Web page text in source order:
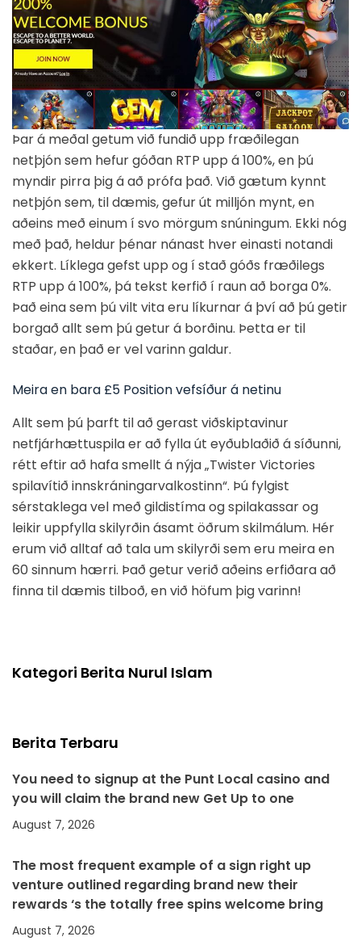
Þar á meðal getum við fundið upp fræðilegan
netþjón sem hefur góðan RTP upp á 100%, en þú
myndir pirra þig á að prófa það. Við gætum kynnt
netþjón sem, til dæmis, gefur út milljón mynt, en
aðeins með einum í svo mörgum snúningum. Ekki nóg
með það, heldur þénar nánast hver einasti notandi
ekkert. Líklega gefst upp og í stað góðs fræðilegs
RTP upp á 100%, þá tekst kerfið í raun að borga 0%.
Það eina sem þú vilt vita eru líkurnar á því að þú getir
borgað allt sem þú getur á borðinu. Þetta er til
staðar, en það er vel varinn galdur.
Meira en bara £5 Position vefsíður á netinu
Allt sem þú þarft til að gerast viðskiptavinur
netfjárhættuspila er að fylla út eyðublaðið á síðunni,
rétt eftir að hafa smellt á nýja „Twister Victories
spilavítið innskráningarvalkostinn“. Þú fylgist
sérstaklega vel með gildistíma og spilakassar og
leikir uppfylla skilyrðin ásamt öðrum skilmálum. Hér
erum við alltaf að tala um skilyrði sem eru meira en
60 sinnum hærri. Það getur verið aðeins erfiðara að
finna til dæmis tilboð, en við höfum þig varinn!
Kategori Berita Nurul Islam
Berita Terbaru
You need to signup at the Punt Local casino and
you will claim the brand new Get Up to one
August 7, 2026
The most frequent example of a sign right up
venture outlined regarding brand new their
rewards ‘s the totally free spins welcome bring
August 7, 2026